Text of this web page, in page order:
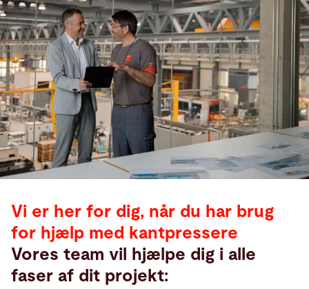
Vi er her for dig, når du har brug
for hjælp med kantpressere
Vores team vil hjælpe dig i alle
faser af dit projekt: